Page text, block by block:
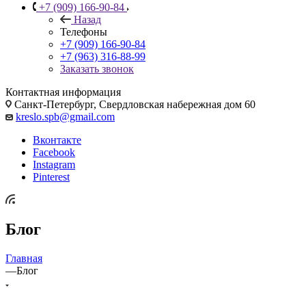
+7 (909) 166-90-84
Назад
Телефоны
+7 (909) 166-90-84
+7 (963) 316-88-99
Заказать звонок
Контактная информация
Санкт-Петербург, Свердловская набережная дом 60
kreslo.spb@gmail.com
Вконтакте
Facebook
Instagram
Pinterest
Блог
Главная
—Блог